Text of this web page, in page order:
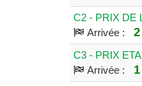
C2 - PRIX DE
Arrivée :
2
C3 - PRIX
Arrivée :
1